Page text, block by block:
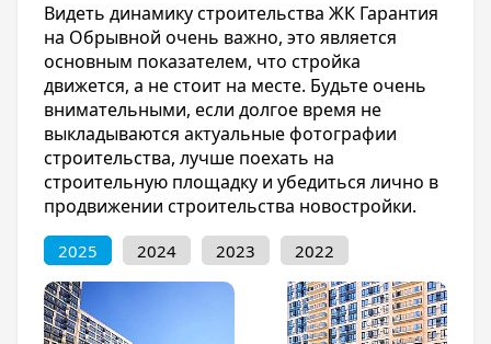
Видеть динамику строительства ЖК Гарантия
на Обрывной очень важно, это является
основным показателем, что стройка
движется, а не стоит на месте. Будьте очень
внимательными, если долгое время не
выкладываются актуальные фотографии
строительства, лучше поехать на
строительную площадку и убедиться лично в
продвижении строительства новостройки.
2025 2024 2023 2022